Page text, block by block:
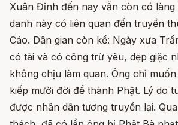
Xuân Đỉnh đến nay vẫn còn có làng
danh này có liên quan đến truyền
Cáo. Dân gian còn kể: Ngày xưa
có tài và có công trừ yêu, dẹp giặc
không chịu làm quan. Ông chỉ
kiếp mười đời để thành Phật. Lý do
được nhân dân tương truyền lại.